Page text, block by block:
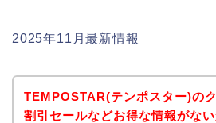
2025年11月最新情報
TEMPOSTAR(テンポスター)の
割引セールなどお得な情報がな